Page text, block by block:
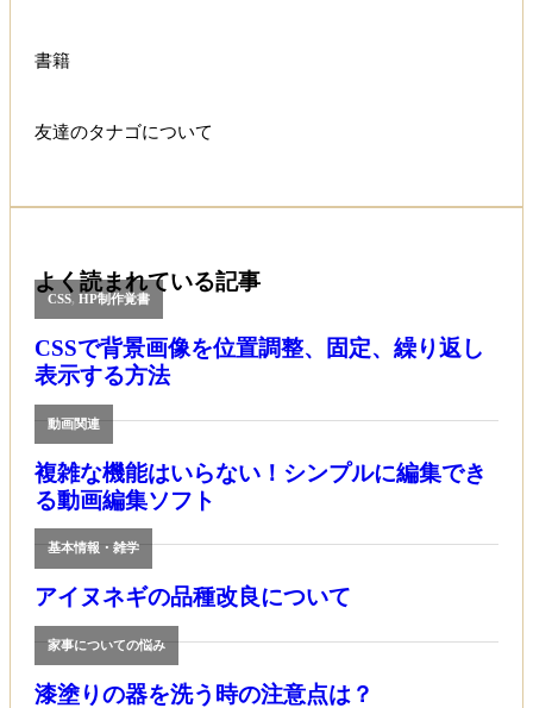
書籍
友達のタナゴについて
よく読まれている記事
CSS,HP制作覚書
CSSで背景画像を位置調整、固定、繰り返し
表示する方法
動画関連
複雑な機能はいらない！シンプルに編集でき
る動画編集ソフト
基本情報・雑学
アイヌネギの品種改良について
家事についての悩み
漆塗りの器を洗う時の注意点は？